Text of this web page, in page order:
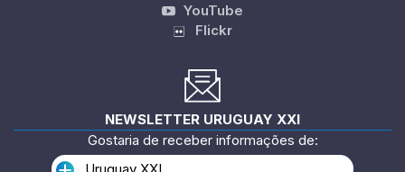
YouTube
Flickr
NEWSLETTER URUGUAY XXI
Gostaria de receber informações de: